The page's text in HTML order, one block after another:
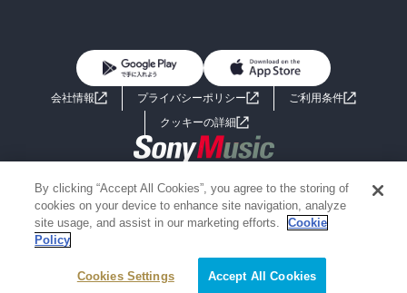
ライトノベル 男子向けラノベ
小説
海外小説
ミステリー SF
歴史・時代小説
グラビア写真集
よくあるご質問 お問い合わせ
会社情報 プライバシーポリシー
ご利用条件
クッキーの詳細
Copyright 2017 - 2026 Sony Music Entertainment(Japan) Inc.
Information on the site is for the Japan domestic market only
powered by
By clicking “Accept All Cookies”, you agree to the storing of
cookies on your device to enhance site navigation, analyze
site usage, and assist in our marketing efforts.
Cookie
Policy
Cookies Settings Accept All Cookies